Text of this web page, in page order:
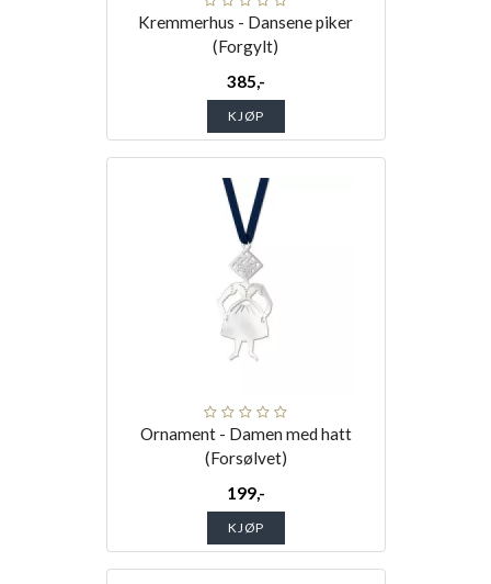
Kremmerhus - Dansene piker
(Forgylt)
385,-
KJØP
Ornament - Damen med hatt
(Forsølvet)
199,-
KJØP